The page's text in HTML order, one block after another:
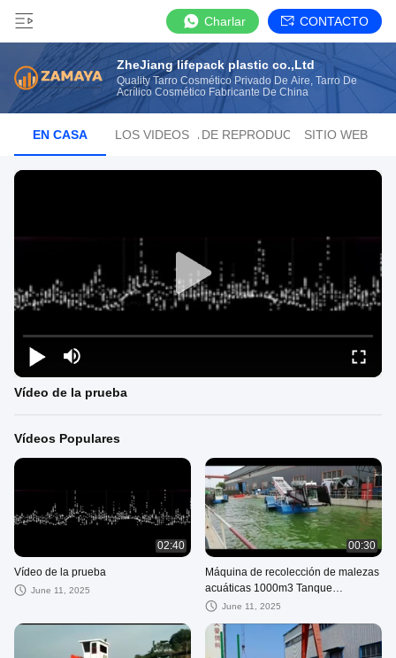
Charlar CONTACTO
ZheJiang lifepack plastic co.,Ltd
Quality Tarro Cosmético Privado De Aire, Tarro De
Acrílico Cosmético Fabricante De China
EN CASA LOS VIDEOSLISTA DE REPRODUCCIÓNSITIO WEB
Vídeo de la prueba
Vídeos Populares
02:40
Vídeo de la prueba
June 11, 2025
00:30
Máquina de recolección de malezas
acuáticas 1000m3 Tanque
hidráulico
June 11, 2025